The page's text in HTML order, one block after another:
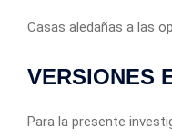
Casas aledañas a las
VERSIONES
Para la presente